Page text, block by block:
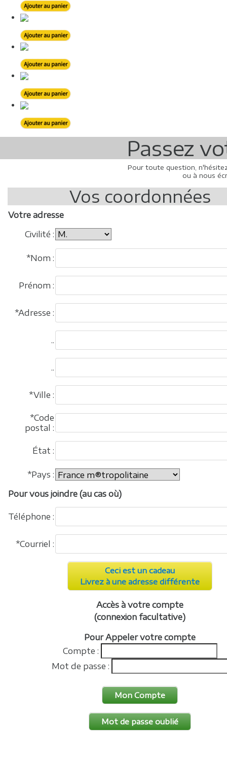
Passez
Pour toute question,
ou à nous
Vos coordonnées
Votre adresse
Civilité :
*Nom :
Prénom :
*Adresse :
..
..
*Ville :
*Code
postal :
État :
*Pays :
Pour vous joindre (au cas où)
Téléphone :
*Courriel :
Ceci est un cadeau
Livrez à une adresse différente
Accès à votre compte
(connexion facultative)
Pour Appeler votre compte
Compte :
Mot de passe :
Mon Compte
Mot de passe oublié